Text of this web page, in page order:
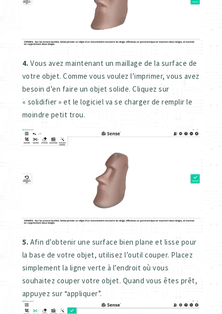
4. Vous avez maintenant un maillage de la surface de
votre objet. Comme vous voulez l’imprimer, vous avez
besoin d’en faire un objet solide. Cliquez sur
« solidifier » et le logiciel va se charger de remplir le
moindre petit trou.
5.Afin d’obtenir une surface bien plane et lisse pour
la base de votre objet, utilisez l’outil couper. Placez
simplement la ligne verte à l’endroit où vous
souhaitez couper votre objet. Quand vous êtes prêt,
appuyez sur “appliquer”.